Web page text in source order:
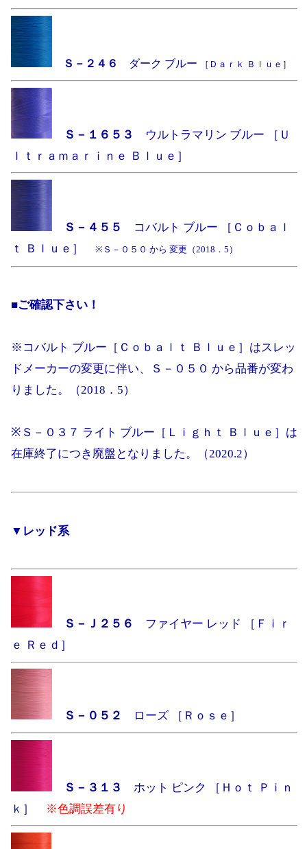
Ｓ－２４６ ダーク ブルー ［Ｄａｒｋ Ｂｌｕｅ］
Ｓ－１６５３
ウルトラマリン ブルー ［Ｕ
ｌｔｒａｍａｒｉｎｅ Ｂｌｕｅ］
Ｓ－４５５
コバルト ブルー ［Ｃｏｂａｌ
ｔ Ｂｌｕｅ］
※Ｓ－０５０ から 変更（2018．5）
■ご確認下さい！
※コバルト ブルー［Ｃｏｂａｌｔ Ｂｌｕｅ］はスレッ
ドメーカーの変更に伴い、Ｓ－０５０ から品番が変わ
りました。（2018．5）
※Ｓ－０３７ ライト ブルー［Ｌｉｇｈｔ Ｂｌｕｅ］は
在庫終了につき廃盤となりました。（2020.2）
▼レッド系
Ｓ－Ｊ２５６
ファイヤー レッド ［Ｆｉｒ
ｅ Ｒｅｄ］
Ｓ－０５２ ローズ ［Ｒｏｓｅ］
Ｓ－３１３
ホット ピンク ［Ｈｏｔ Ｐｉｎ
ｋ］
※色調誤差有り